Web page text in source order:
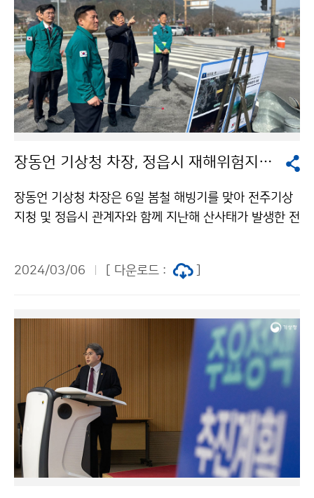
장동언 기상청 차장, 정읍시 재해위험지구 현장 방문
장동언 기상청 차장은 6일 봄철 해빙기를 맞아 전주기상
지청 및 정읍시 관계자와 함께 지난해 산사태가 발생한 전
2024/03/06
[ 다운로드 :